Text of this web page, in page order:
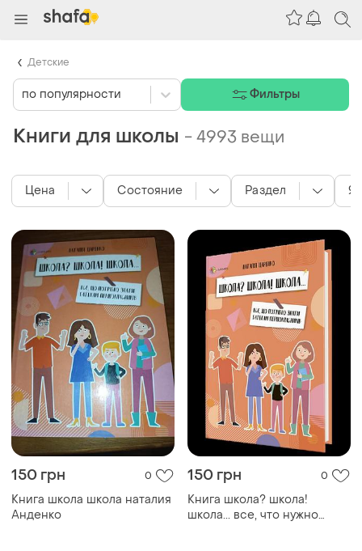
Книги для школы -4993 вещи
150 грн 0
Книга школа школа наталия
Анденко
150 грн 0
Книга школа? школа!
школа... все, что нужно
Цена Состояние Раздел
по популярности Фильтры
Детские